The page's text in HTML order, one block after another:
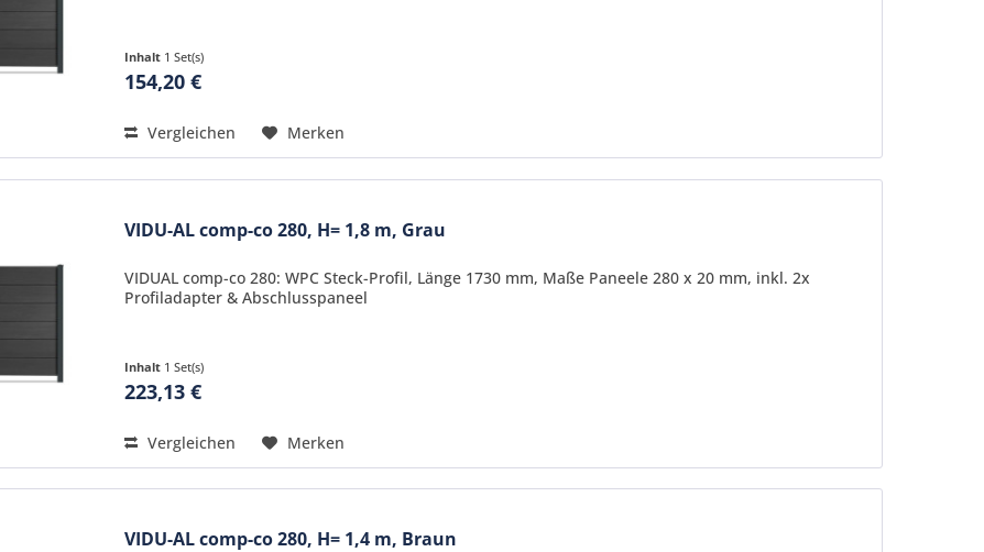
Inhalt 1 Set(s)
154,20 €
Vergleichen Merken
VIDU-AL comp-co 280, H= 1,8 m, Grau
VIDUAL comp-co 280: WPC Steck-Profil, Länge 1730 mm, Maße Paneele 280 x 20 mm, inkl. 2x
Profiladapter & Abschlusspaneel
Inhalt 1 Set(s)
223,13 €
Vergleichen Merken
VIDU-AL comp-co 280, H= 1,4 m, Braun